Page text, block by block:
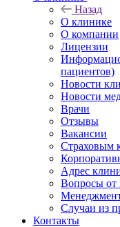
Назад
О клинике
О компании
Лицензии
пациентов)
Новости
Новости
Врачи
Отзывы
Вакансии
Страховым
Адрес
Вопросы от
Случаи из
Контакты